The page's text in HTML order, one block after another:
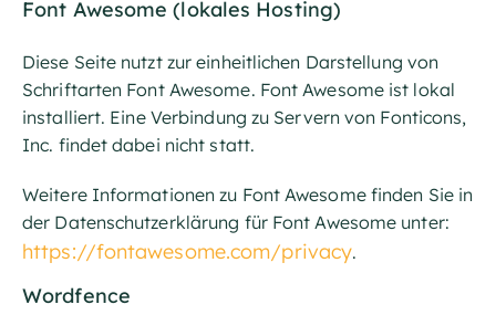
Font Awesome (lokales Hosting)
Diese Seite nutzt zur einheitlichen Darstellung von
Schriftarten Font Awesome. Font Awesome ist lokal
installiert. Eine Verbindung zu Servern von Fonticons,
Inc. findet dabei nicht statt.
Weitere Informationen zu Font Awesome finden Sie in
der Datenschutzerklärung für Font Awesome unter:
https://fontawesome.com/privacy.
Wordfence